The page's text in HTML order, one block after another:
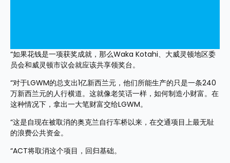
“如果花钱是一项获奖成就，那么Waka Kotahi、大威灵顿地区委
员会和威灵顿市议会就应该共享领奖台。
“对于LGWM的总支出1亿新西兰元，他们所能生产的只是一条240
万新西兰元的人行横道。这就像老笑话一样，如何制造小财富。在
这种情况下，拿出一大笔财富交给LGWM。
“这是自现在被取消的奥克兰自行车桥以来，在交通项目上最无耻
的浪费公共资金。
“ACT将取消这个项目，回归基础。